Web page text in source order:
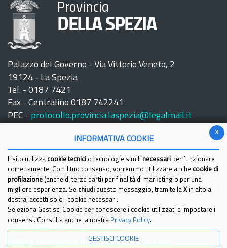
Provincia
DELLA SPEZIA
Palazzo del Governo - Via Vittorio Veneto, 2
19124 - La Spezia
Tel. - 0187 7421
Fax - Centralino 0187 742241
PEC - protocollo.provincia.laspezia@legalmail.it
Seguici su:
IBAN e pagamenti informatici
Partita Iva
x
INFORMATIVA COOKIE
Il sito utilizza cookie tecnici o tecnologie simili necessari per funzionare
correttamente. Con il tuo consenso, vorremmo utilizzare anche cookie di
profilazione (anche di terze parti) per finalità di marketing o per una
migliore esperienza. Se chiudi questo messaggio, tramite la Xin alto a
destra, accetti solo i cookie necessari.
Seleziona Gestisci Cookie per conoscere i cookie utilizzati e impostare i
consensi. Consulta anche la nostra Privacy Policy.
GESTISCI COOKIE